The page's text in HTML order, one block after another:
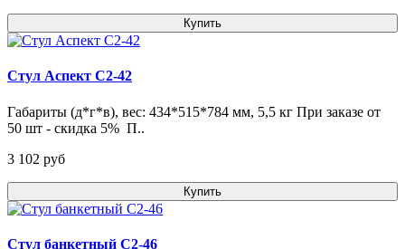
Купить
Стул Аспект С2-42
Габариты (д*г*в), вес: 434*515*784 мм, 5,5 кг При заказе от
50 шт - скидка 5% П..
3 102 pуб
Купить
Стул банкетный С2-46